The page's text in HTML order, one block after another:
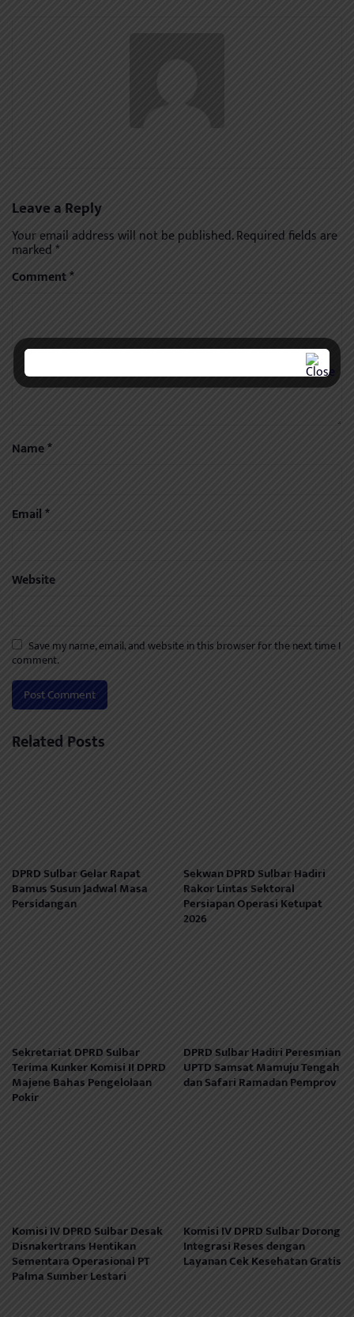
Leave a Reply
Your email address will not be published.Required fields are
marked*
Comment*
Name*
Email*
Website
Save my name, email, and website in this browser for the next time I
comment.
Related Posts
DPRD Sulbar Gelar Rapat
Bamus Susun Jadwal Masa
Persidangan
Sekwan DPRD Sulbar Hadiri
Rakor Lintas Sektoral
Persiapan Operasi Ketupat
2026
Sekretariat DPRD Sulbar
Terima Kunker Komisi II DPRD
Majene Bahas Pengelolaan
Pokir
DPRD Sulbar Hadiri Peresmian
UPTD Samsat Mamuju Tengah
dan Safari Ramadan Pemprov
Komisi IV DPRD Sulbar Desak
Disnakertrans Hentikan
Sementara Operasional PT
Palma Sumber Lestari
Komisi IV DPRD Sulbar Dorong
Integrasi Reses dengan
Layanan Cek Kesehatan Gratis